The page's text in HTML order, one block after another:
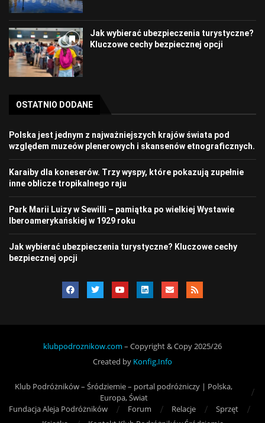
Jak wybierać ubezpieczenia turystyczne?
Kluczowe cechy bezpiecznej opcji
OSTATNIO DODANE
Polska jest jednym z najważniejszych krajów świata pod
względem muzeów plenerowych i skansenów etnograficznych.
Karaiby dla koneserów. Trzy wyspy, które pokazują zupełnie
inne oblicze tropikalnego raju
Park Marii Luizy w Sewilli – pamiątka po wielkiej Wystawie
Iberoamerykańskiej w 1929 roku
Jak wybierać ubezpieczenia turystyczne? Kluczowe cechy
bezpiecznej opcji
klubpodroznikow.com – Copyright & Copy 2025/26
Created by Konfig.Info
Klub Podróżników – Śródziemie – portal podróżniczy | Polska,
Europa, Świat
Fundacja Aleja Podróżników
Forum Relacje
Sprzęt